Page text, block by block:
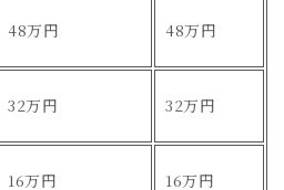
48万円 48万円
32万円 32万円
16万円 16万円